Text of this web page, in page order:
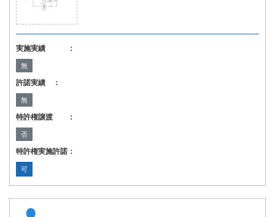
実施実績 ：
無
許諾実績 ：
無
特許権譲渡 ：
否
特許権実施許諾：
可